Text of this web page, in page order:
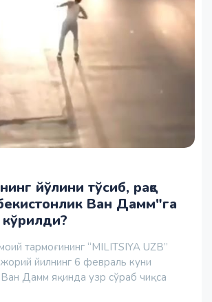
йўлини тўсиб, рақс
Ван Дамм"га
кўрилди?
тармоғининг “MILITSIYA UZB”
йилнинг 6 февраль куни
Дамм яқинда узр сўраб чиқса